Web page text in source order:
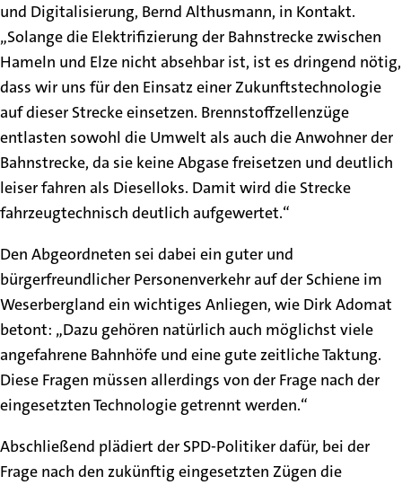
und Digitalisierung, Bernd Althusmann, in Kontakt.
„Solange die Elektrifizierung der Bahnstrecke zwischen
Hameln und Elze nicht absehbar ist, ist es dringend nötig,
dass wir uns für den Einsatz einer Zukunftstechnologie
auf dieser Strecke einsetzen. Brennstoffzellenzüge
entlasten sowohl die Umwelt als auch die Anwohner der
Bahnstrecke, da sie keine Abgase freisetzen und deutlich
leiser fahren als Dieselloks. Damit wird die Strecke
fahrzeugtechnisch deutlich aufgewertet.“
Den Abgeordneten sei dabei ein guter und
bürgerfreundlicher Personenverkehr auf der Schiene im
Weserbergland ein wichtiges Anliegen, wie Dirk Adomat
betont: „Dazu gehören natürlich auch möglichst viele
angefahrene Bahnhöfe und eine gute zeitliche Taktung.
Diese Fragen müssen allerdings von der Frage nach der
eingesetzten Technologie getrennt werden.“
Abschließend plädiert der SPD-Politiker dafür, bei der
Frage nach den zukünftig eingesetzten Zügen die